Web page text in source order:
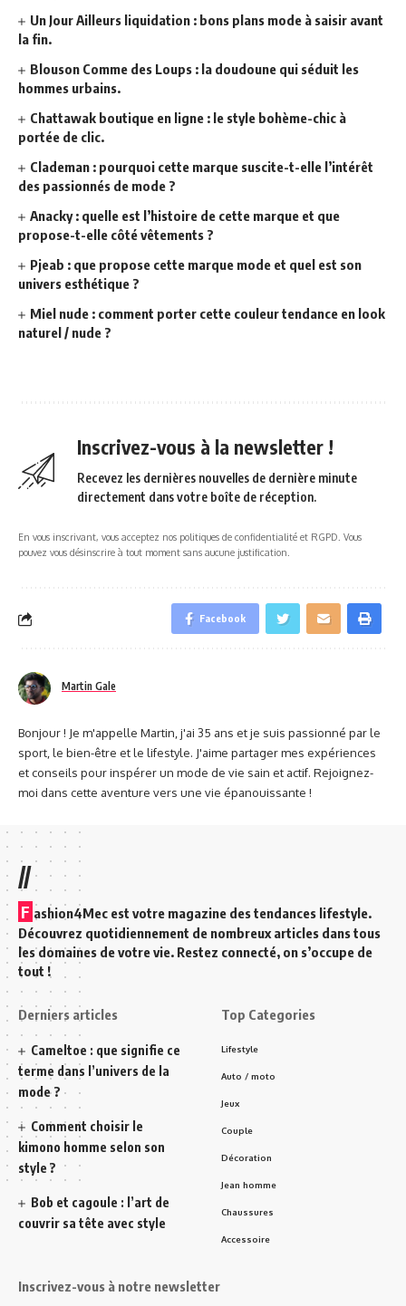
Un Jour Ailleurs liquidation : bons plans mode à saisir avant
la fin.
Blouson Comme des Loups : la doudoune qui séduit les
hommes urbains.
Chattawak boutique en ligne : le style bohème-chic à
portée de clic.
Clademan : pourquoi cette marque suscite-t-elle l’intérêt
des passionnés de mode ?
Anacky : quelle est l’histoire de cette marque et que
propose-t-elle côté vêtements ?
Pjeab : que propose cette marque mode et quel est son
univers esthétique ?
Miel nude : comment porter cette couleur tendance en look
naturel / nude ?
Inscrivez-vous à la newsletter !
Recevez les dernières nouvelles de dernière minute
directement dans votre boîte de réception.
En vous inscrivant, vous acceptez nos politiques de confidentialité et RGPD. Vous
pouvez vous désinscrire à tout moment sans aucune justification.
Facebook
Martin Gale
Bonjour ! Je m'appelle Martin, j'ai 35 ans et je suis passionné par le
sport, le bien-être et le lifestyle. J'aime partager mes expériences
et conseils pour inspérer un mode de vie sain et actif. Rejoignez-
moi dans cette aventure vers une vie épanouissante !
//
F ashion4Mec est votre magazine des tendances lifestyle.
Découvrez quotidiennement de nombreux articles dans tous
les domaines de votre vie. Restez connecté, on s’occupe de
tout !
Derniers articles
Cameltoe : que signifie ce
terme dans l’univers de la
mode ?
Comment choisir le
kimono homme selon son
style ?
Bob et cagoule : l’art de
couvrir sa tête avec style
Top Categories
Lifestyle
Auto / moto
Jeux
Couple
Décoration
Jean homme
Chaussures
Accessoire
Inscrivez-vous à notre newsletter